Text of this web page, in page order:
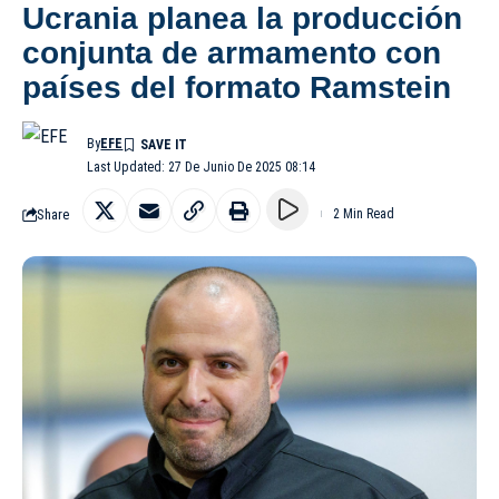
Ucrania planea la producción
conjunta de armamento con
países del formato Ramstein
Last Updated: 27 De Junio De 2025 08:14
ByEFE
Share 2 Min Read